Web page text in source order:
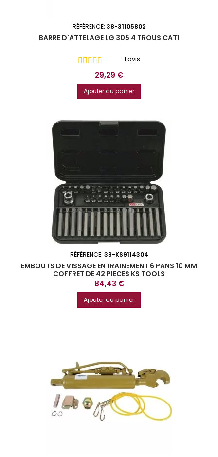
RÉFÉRENCE: 38-31105802
BARRE D'ATTELAGE LG 305 4 TROUS CAT1
1 avis
Prix
29,29 €
Ajouter au panier
RÉFÉRENCE: 38-KS9114304
EMBOUTS DE VISSAGE ENTRAINEMENT 6 PANS 10 MM
COFFRET DE 42 PIECES KS TOOLS
Prix
84,43 €
Ajouter au panier